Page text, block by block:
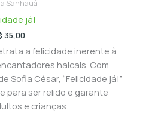
Sanhauá
já!
35,00
a felicidade inerente à
haicais. Com
Sofia César, “Felicidade já!”
para ser relido e garante
e crianças.